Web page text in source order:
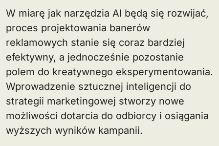
W miarę jak narzędzia AI będą się rozwijać,
proces projektowania banerów
reklamowych stanie się coraz bardziej
efektywny, a jednocześnie pozostanie
polem do kreatywnego eksperymentowania.
Wprowadzenie sztucznej inteligencji do
strategii marketingowej stworzy nowe
możliwości dotarcia do odbiorcy i osiągania
wyższych wyników kampanii.